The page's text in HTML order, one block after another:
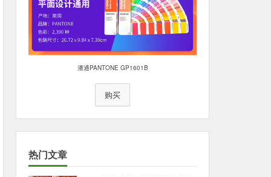
潘通PANTONE GP1601B
购买
热门文章